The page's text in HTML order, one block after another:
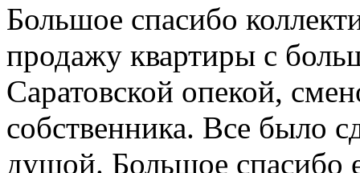
Большое спасибо
продажу квартиры с
Саратовской опекой,
собственника. Все было
душой. Большое спасибо